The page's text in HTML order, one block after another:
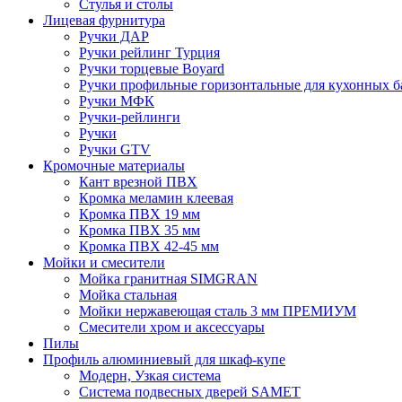
Стулья и столы
Лицевая фурнитура
Ручки ДАР
Ручки рейлинг Турция
Ручки торцевые Boyard
Ручки профильные горизонтальные для кухонных
Ручки МФК
Ручки-рейлинги
Ручки
Ручки GTV
Кромочные материалы
Кант врезной ПВХ
Кромка меламин клеевая
Кромка ПВХ 19 мм
Кромка ПВХ 35 мм
Кромка ПВХ 42-45 мм
Мойки и смесители
Мойка гранитная SIMGRAN
Мойка стальная
Мойки нержавеющая сталь 3 мм ПРЕМИУМ
Смесители хром и аксессуары
Пилы
Профиль алюминиевый для шкаф-купе
Модерн, Узкая система
Система подвесных дверей SAMET